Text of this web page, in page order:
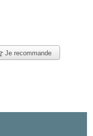
Je recommande